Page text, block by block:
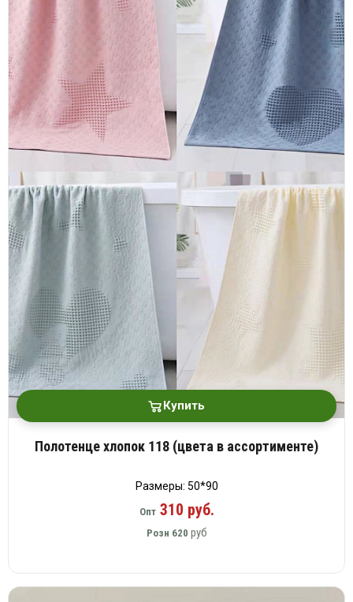
Купить
Полотенце хлопок 118 (цвета в ассортименте)
Размеры: 50*90
Опт310 руб.
Розн 620 руб